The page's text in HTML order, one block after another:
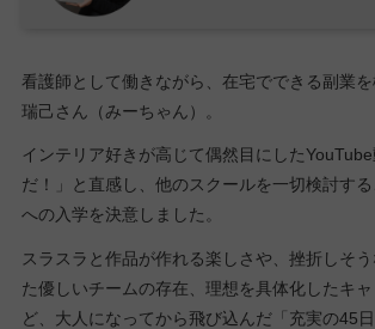
看護師として働きながら、在宅でできる副業
瑞己さん（みーちゃん）。
インテリア好きが高じて偶然目にした
だ！」と直感し、他のスクールを一切検討す
への入学を決意しました。
スラスラと作品が作れる楽しさや、挫折しそ
た優しいチームの存在、理想を具体化したキ
ど、大人になってから飛び込んだ「充実の45